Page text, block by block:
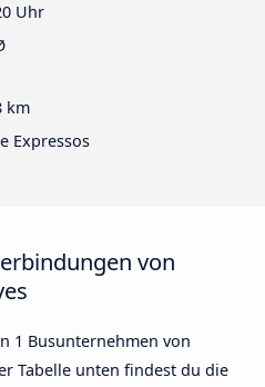
Uhr
km
Expressos
von
1 Busunternehmen von
Tabelle unten findest du die